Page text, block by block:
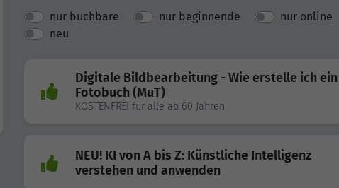
nur buchbare nur beginnende
nur online
neu
Digitale Bildbearbeitung - Wie erstelle ich ein
Fotobuch (MuT)
KOSTENFREI für alle ab 60 Jahren
NEU! KI von A bis Z: Künstliche Intelligenz
verstehen und anwenden